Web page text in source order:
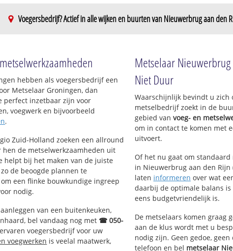
Voegersbedrijf? Actief in alle wijken en buurten van Nieuwerbrug aan den
hebben als voegersbedrijf een
Metselaar Groningen, dan
perfect inzetbaar zijn voor
voegwerk en bijvoorbeeld
.
Zuid-Holland zoeken een allround
de metselwerkzaamheden uit
helpt bij het maken van de juiste
de beoogde plannen te
een flinke bouwkundige ingreep
nodig.
van een buitenkeuken,
bel vandaag nog met ☎ 050-
voegersbedrijf voor uw
voegwerken is veelal maatwerk,
Metselaar
Niet Duur
Waarschijnlijk bevindt u zich
metselbedrijf zoekt in de
gebied van voeg- en
om in contact te komen met
uitvoert.
Of het nu gaat om
in Nieuwerbrug aan den
laten informeren over wat
daarbij de optimale balans
eens budgetvriendelijk is.
De metselaars komen graag
aan de klus wordt met u
nodig zijn. Geen gedoe,
telefoon en bel metselaar